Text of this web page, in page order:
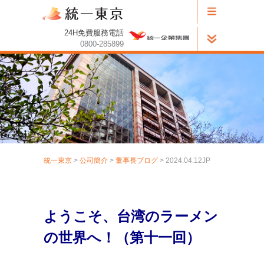
24H免費服務電話
0800-285899
統一東京 > 公司簡介 > 董事長ブログ > 2024.04.12JP
ようこそ、台湾のラーメン
の世界へ！（第十一回）